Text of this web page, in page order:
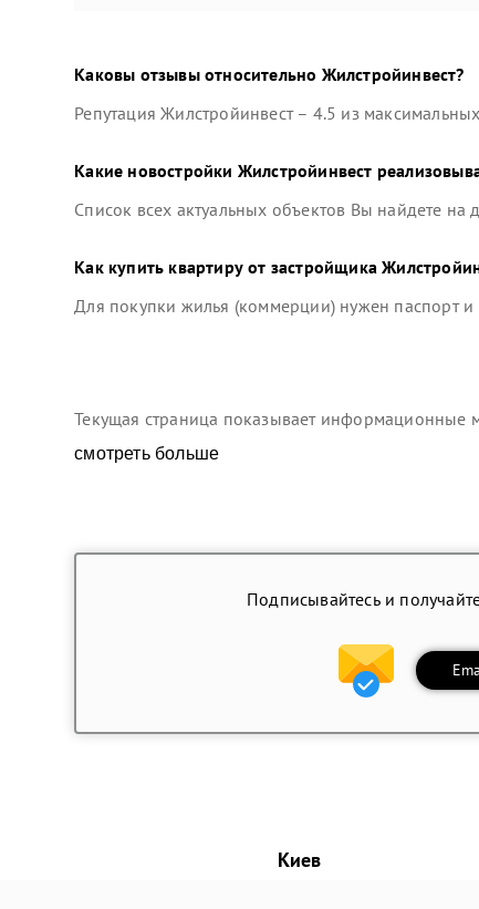
Каковы отзывы относительно Жилстройинвест?
РепутацияЖилстройинвест– 4.5 из
Какие новостройки Жилстройинвест
Список всех актуальных объектов Вы найдете на
Как купить квартиру от застройщика
Для покупки жилья (коммерции) нужен паспорт
Текущая страница показывает
смотреть больше
Подписывайтесь и
Киев